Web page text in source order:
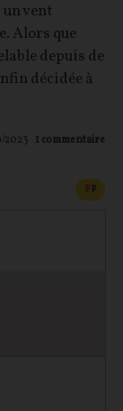
vent
Alors que
depuis de
décidée à
2023 1 commentaire
FP